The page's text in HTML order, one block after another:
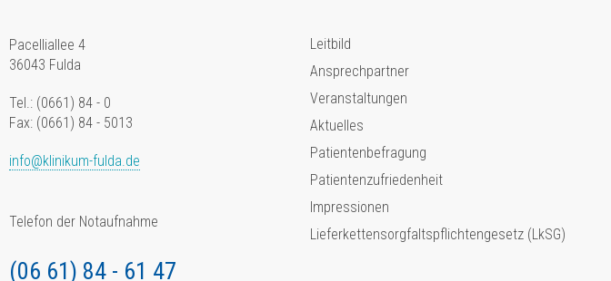
Pacelliallee 4
36043 Fulda
Tel.: (0661) 84 - 0
Fax: (0661) 84 - 5013
info@klinikum-fulda.de
Telefon der Notaufnahme
(06 61) 84 - 61 47
Leitbild
Ansprechpartner
Veranstaltungen
Aktuelles
Patientenbefragung
Patientenzufriedenheit
Impressionen
Lieferkettensorgfaltspflichtengesetz (LkSG)